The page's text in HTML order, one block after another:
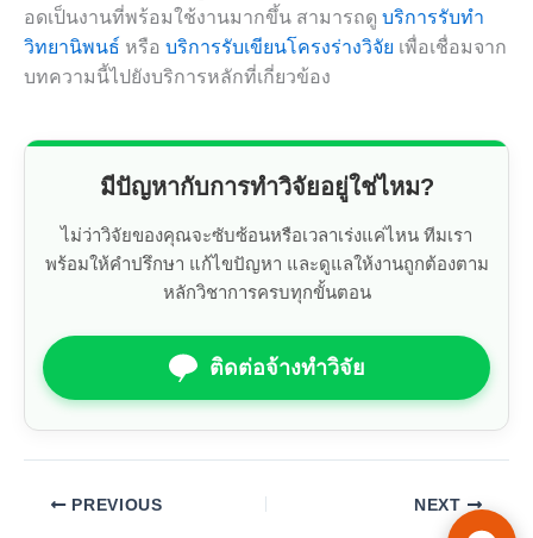
อดเป็นงานที่พร้อมใช้งานมากขึ้น สามารถดู บริการรับทำ
วิทยานิพนธ์ หรือ บริการรับเขียนโครงร่างวิจัย เพื่อเชื่อมจาก
บทความนี้ไปยังบริการหลักที่เกี่ยวข้อง
มีปัญหากับการทำวิจัยอยู่ใช่ไหม?
ไม่ว่าวิจัยของคุณจะซับซ้อนหรือเวลาเร่งแค่ไหน ทีมเรา
พร้อมให้คำปรึกษา แก้ไขปัญหา และดูแลให้งานถูกต้องตาม
หลักวิชาการครบทุกขั้นตอน
ติดต่อจ้างทำวิจัย
PREVIOUS NEXT